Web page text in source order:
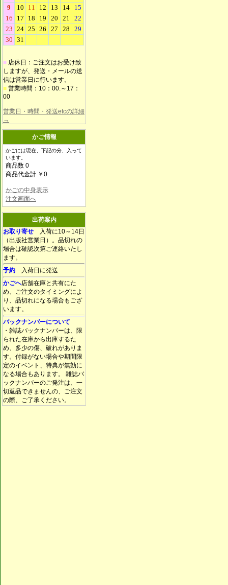
■ 店休日：ご注文はお受け致
しますが、発送・メールの送
信は営業日に行います。
■ 営業時間：10：00.～17：
00
営業日・時間・発送etcの詳細
→
かご情報
かごには現在、下記の分、入って
います。
商品数 0
商品代金計 ￥0
かごの中身表示
注文画面へ
出荷案内
お取り寄せ 入荷に10～14日
（出版社営業日）。品切れの
場合は確認次第ご連絡いたし
ます。
予約 入荷日に発送
かごへ店舗在庫と共有にた
め、ご注文のタイミングによ
り、品切れになる場合もござ
います。
バックナンバーについて
・雑誌バックナンバーは、限
られた在庫から出庫するた
め、多少の傷、破れがありま
す。付録がない場合や期間限
定のイベント、特典が無効に
なる場合もあります。 雑誌バ
ックナンバーのご発注は、一
切返品できませんの、ご注文
の際、ご了承ください。